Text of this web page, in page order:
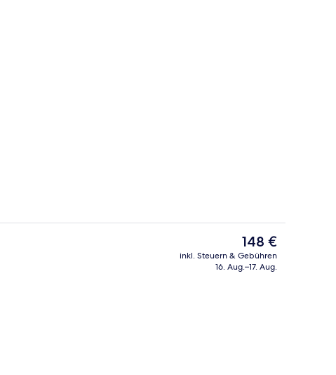
Der
aktuelle
Preis
148 €
inkl. Steuern & Gebühren
16. Aug.–17. Aug.